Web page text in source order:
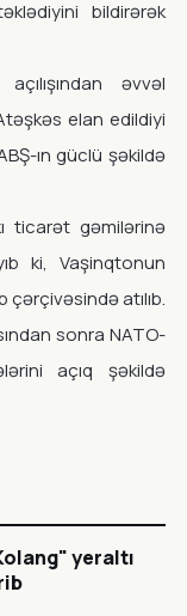
bildirərək
əvvəl
elan edildiyi
ın güclü şəkildə
ticarət gəmilərinə
ki, Vaşinqtonun
çərçivəsində atılıb.
sonra NATO-
açıq şəkildə
yeraltı